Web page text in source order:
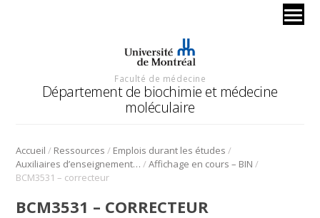
Faculté de médecine
Département de biochimie et médecine
moléculaire
Accueil / Ressources / Emplois durant les études /
Auxiliaires d’enseignement bio-informatique /Affichage en cours – BIN /
BCM3531 – correcteur
BCM3531 – CORRECTEUR